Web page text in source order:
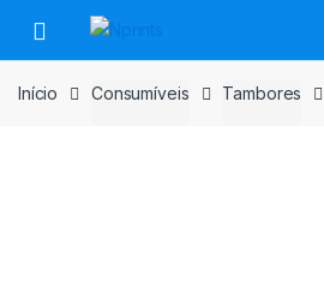
para
navegação
para
o
conteúdo
Início Consumíveis Tambores